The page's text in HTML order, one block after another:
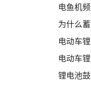
电鱼机
为什么
电动车
电动车
锂电池